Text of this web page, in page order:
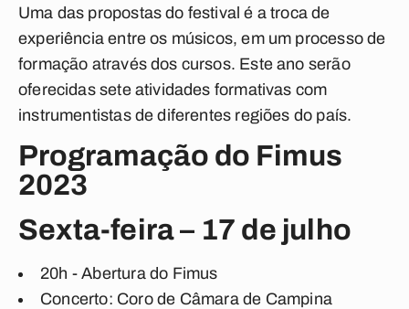
Uma das propostas do festival é a troca de
experiência entre os músicos, em um processo de
formação através dos cursos. Este ano serão
oferecidas sete atividades formativas com
instrumentistas de diferentes regiões do país.
Programação do Fimus
2023
Sexta-feira – 17 de julho
20h - Abertura do Fimus
Concerto: Coro de Câmara de Campina